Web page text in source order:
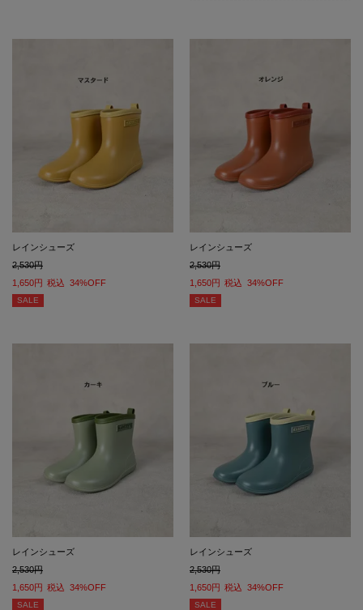
レインシューズ
2,530
1,650
税込 34%OFF
SALE
レインシューズ
2,530
1,650
税込 34%OFF
SALE
レインシューズ
2,530
1,650
税込 34%OFF
SALE
レインシューズ
2,530
1,650
税込 34%OFF
SALE